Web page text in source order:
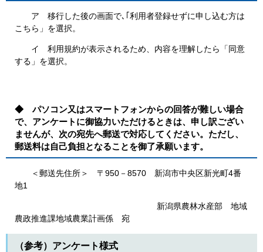
ア 移行した後の画面で､｢利用者登録せずに申し込む方は
こちら」を選択。
イ 利用規約が表示されるため、内容を理解したら「同意
する」を選択。
◆ パソコン又はスマートフォンからの回答が難しい場合
で、アンケートに御協力いただけるときは、申し訳ござい
ませんが、次の宛先へ郵送で対応してください。ただし、
郵送料は自己負担となることを御了承願います。
＜郵送先住所＞ 〒950－8570 新潟市中央区新光町4番
地1
新潟県農林水産部 地域
農政推進課地域農業計画係 宛
（参考）アンケート様式